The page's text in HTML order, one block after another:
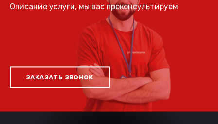
Описание услуги, мы вас проконсультируем
ЗАКАЗАТЬ ЗВОНОК